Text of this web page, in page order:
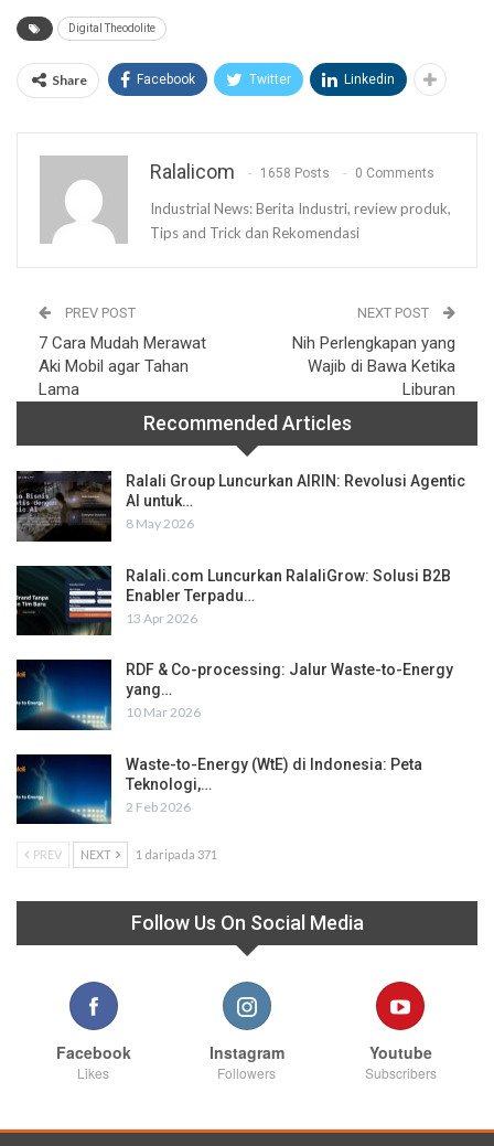
Digital Theodolite
Share Facebook Twitter Linkedin
Ralalicom 1658 Posts 0 Comments
Industrial News: Berita Industri, review produk,
Tips and Trick dan Rekomendasi
PREV POST
7 Cara Mudah Merawat
Aki Mobil agar Tahan
Lama
NEXT POST
Nih Perlengkapan yang
Wajib di Bawa Ketika
Liburan
Recommended Articles
Ralali Group Luncurkan AIRIN: Revolusi Agentic
AI untuk…
8 May 2026
Ralali.com Luncurkan RalaliGrow: Solusi B2B
Enabler Terpadu…
13 Apr 2026
RDF & Co-processing: Jalur Waste-to-Energy
yang…
10 Mar 2026
Waste-to-Energy (WtE) di Indonesia: Peta
Teknologi,…
2 Feb 2026
PREV NEXT 1 daripada 371
Follow Us On Social Media
Facebook
Likes
Instagram
Followers
Youtube
Subscribers